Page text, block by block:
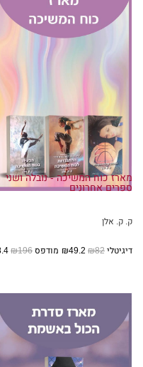
מארז כוח המשיכה - נובלה ושני
ספרים אחרונים
ק. ק. אלן
דיגיטלי₪82 מודפס₪196